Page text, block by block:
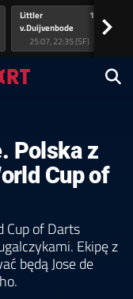
Littler
v.Duijvenbode
17
25.07, 22:35 (SF)
>
Polska z
Cup of
Cup of Darts
Ekipę z
będą Jose de